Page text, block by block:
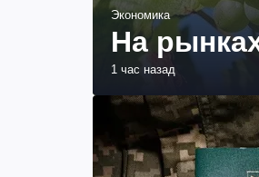
Экономика
На
1 час назад